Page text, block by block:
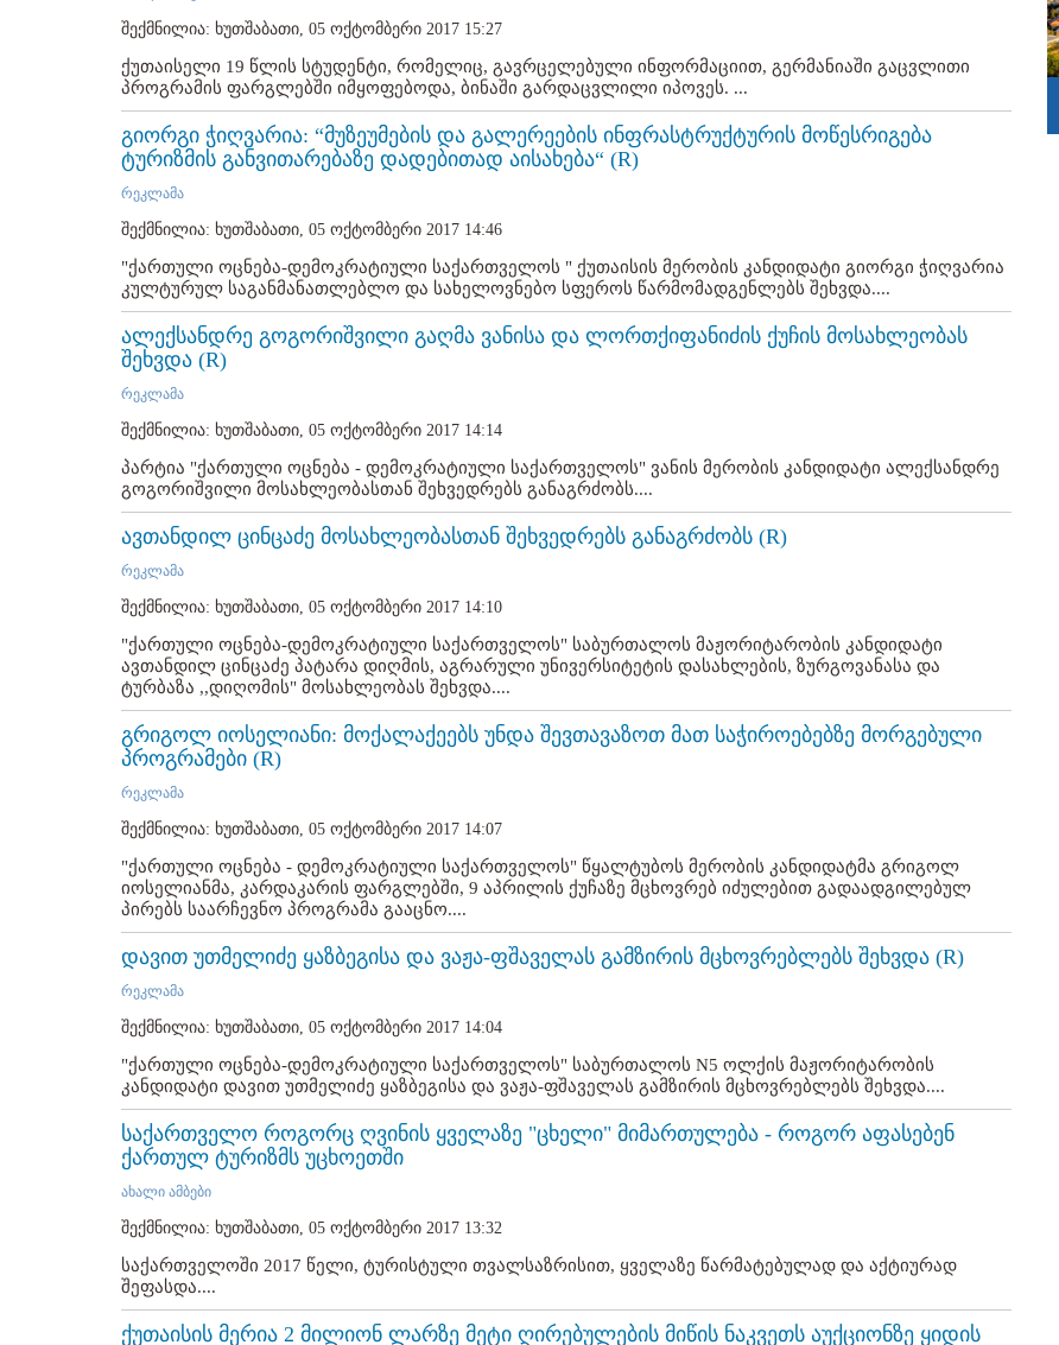
შექმნილია: ხუთშაბათი, 05 ოქტომბერი 2017 15:27
ქუთაისელი 19 წლის სტუდენტი, რომელიც, გავრცელებული ინფორმაციით, გერმანიაში გაცვლითი
პროგრამის ფარგლებში იმყოფებოდა, ბინაში გარდაცვლილი იპოვეს. ...
გიორგი ჭიღვარია: “მუზეუმების და გალერეების ინფრასტრუქტურის მოწესრიგება
ტურიზმის განვითარებაზე დადებითად აისახება“ (R)
რეკლამა
შექმნილია: ხუთშაბათი, 05 ოქტომბერი 2017 14:46
"ქართული ოცნება-დემოკრატიული საქართველოს " ქუთაისის მერობის კანდიდატი გიორგი ჭიღვარია
კულტურულ საგანმანათლებლო და სახელოვნებო სფეროს წარმომადგენლებს შეხვდა....
ალექსანდრე გოგორიშვილი გაღმა ვანისა და ლორთქიფანიძის ქუჩის მოსახლეობას
შეხვდა (R)
რეკლამა
შექმნილია: ხუთშაბათი, 05 ოქტომბერი 2017 14:14
პარტია "ქართული ოცნება - დემოკრატიული საქართველოს" ვანის მერობის კანდიდატი ალექსანდრე
გოგორიშვილი მოსახლეობასთან შეხვედრებს განაგრძობს....
ავთანდილ ცინცაძე მოსახლეობასთან შეხვედრებს განაგრძობს (R)
რეკლამა
შექმნილია: ხუთშაბათი, 05 ოქტომბერი 2017 14:10
"ქართული ოცნება-დემოკრატიული საქართველოს" საბურთალოს მაჟორიტარობის კანდიდატი
ავთანდილ ცინცაძე პატარა დიღმის, აგრარული უნივერსიტეტის დასახლების, ზურგოვანასა და
ტურბაზა ,,დიღომის" მოსახლეობას შეხვდა....
გრიგოლ იოსელიანი: მოქალაქეებს უნდა შევთავაზოთ მათ საჭიროებებზე მორგებული
პროგრამები (R)
რეკლამა
შექმნილია: ხუთშაბათი, 05 ოქტომბერი 2017 14:07
"ქართული ოცნება - დემოკრატიული საქართველოს" წყალტუბოს მერობის კანდიდატმა გრიგოლ
იოსელიანმა, კარდაკარის ფარგლებში, 9 აპრილის ქუჩაზე მცხოვრებ იძულებით გადაადგილებულ
პირებს საარჩევნო პროგრამა გააცნო....
დავით უთმელიძე ყაზბეგისა და ვაჟა-ფშაველას გამზირის მცხოვრებლებს შეხვდა (R)
რეკლამა
შექმნილია: ხუთშაბათი, 05 ოქტომბერი 2017 14:04
"ქართული ოცნება-დემოკრატიული საქართველოს" საბურთალოს N5 ოლქის მაჟორიტარობის
კანდიდატი დავით უთმელიძე ყაზბეგისა და ვაჟა-ფშაველას გამზირის მცხოვრებლებს შეხვდა....
საქართველო როგორც ღვინის ყველაზე "ცხელი" მიმართულება - როგორ აფასებენ
ქართულ ტურიზმს უცხოეთში
ახალი ამბები
შექმნილია: ხუთშაბათი, 05 ოქტომბერი 2017 13:32
საქართველოში 2017 წელი, ტურისტული თვალსაზრისით, ყველაზე წარმატებულად და აქტიურად
შეფასდა....
ქუთაისის მერია 2 მილიონ ლარზე მეტი ღირებულების მიწის ნაკვეთს აუქციონზე ყიდის